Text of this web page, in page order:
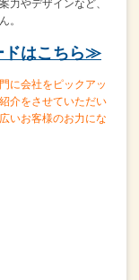
力やデザインなど、
。
ドはこちら≫
に会社をピックアッ
介をさせていただい
いお客様のお力にな